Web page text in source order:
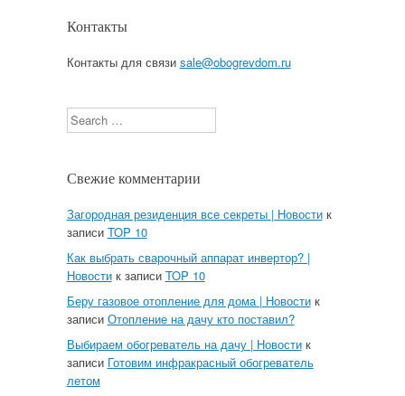
Контакты
Контакты для связи sale@obogrevdom.ru
Search
Свежие комментарии
Загородная резиденция все секреты | Новостик
записи TOP 10
Как выбрать сварочный аппарат инвертор? |
Новостик записи TOP 10
Беру газовое отопление для дома | Новостик
записи Отопление на дачу кто поставил?
Выбираем обогреватель на дачу | Новостик
записи Готовим инфракрасный обогреватель
летом